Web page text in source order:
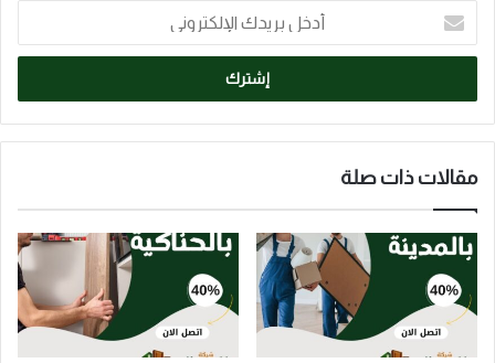
بريدك
الإلكتروني
مقالات ذات صلة